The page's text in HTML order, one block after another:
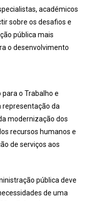
académicos
sobre os desafios e
pública mais
o desenvolvimento
para o Trabalho e
representação da
modernização dos
recursos humanos e
de serviços aos
pública deve
de uma